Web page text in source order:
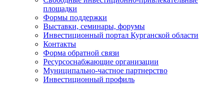
площадки
Формы поддержки
Выставки, семинары, форумы
Инвестиционный портал Курганской области
Контакты
Форма обратной связи
Ресурсоснабжающие организации
Муниципально-частное партнерство
Инвестиционный профиль